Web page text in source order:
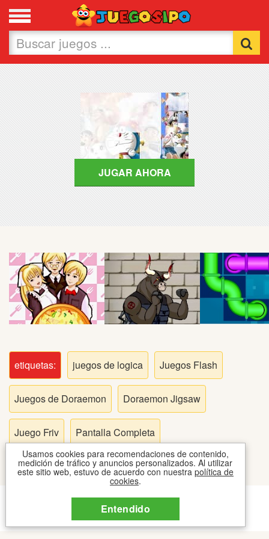
Favoritos
Nuevos
Carros
Peleas
Deportes
Puntería
Puzzles
Logica
Arcade
Motos
JUGAR AHORA
Usamos cookies para recomendaciones de contenido,
medición de tráfico y anuncios personalizados. Al utilizar
este sitio web, estuvo de acuerdo con nuestra política de
cookies.
Entendido
etiquetas: juegos de logica Juegos Flash
Juegos de Doraemon Doraemon Jigsaw
Juego Friv Pantalla Completa
CONTACTO COOKIES TOS
2026 © JUEGOSIPO JUEGOS